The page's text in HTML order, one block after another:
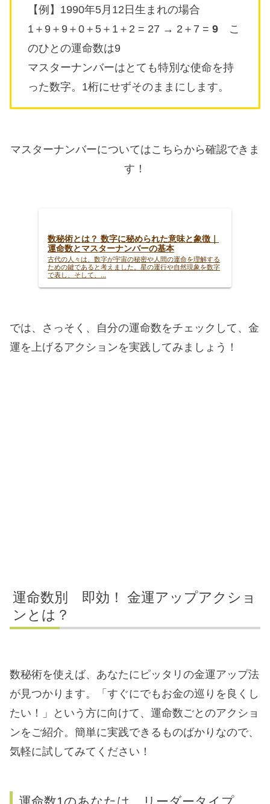
【例】1990年5月12日生まれの場合
1＋9＋9＋0＋5＋1＋2 = 27 → 2＋7 = 9 こ
のひとの運命数は9
マスターナンバーはとても特別な使命を持
った数字。1桁にせずそのままにします。
マスターナンバーについてはこちらから確認できま
す！
数秘術とは？ 数字に秘められた意味と象徴｜
運命数とマスターナンバーの基本
古代の人々は、数字が宇宙の秘密や人間の運命を理解する
ための鍵であると考えました。星の運行や自然現象を数字
で表し、そして、...
では、さっそく、自分の運命数をチェックして、金
運を上げるアクションを実践してみましょう！
運命数別 即効！ 金運アップアクショ
ンとは？
数秘術を使えば、あなたにピッタリの金運アップ法
が見つかります。「すぐにでもお金の巡りを良くし
たい！」という方に向けて、運命数ごとのアクショ
ンをご紹介。簡単に実践できるものばかりなので、
気軽に試してみてください！